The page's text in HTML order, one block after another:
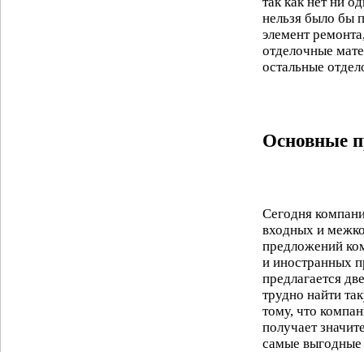
нельзя было бы
элемент
отделочные
остальные
Основные
Сегодня
входных и
предложений
и иностранных
предлагается
трудно найти
тому, что
получает
самые